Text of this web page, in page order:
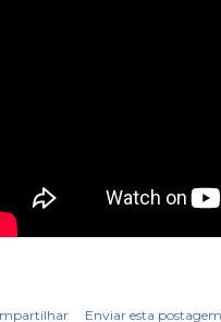
Enviar esta postagem